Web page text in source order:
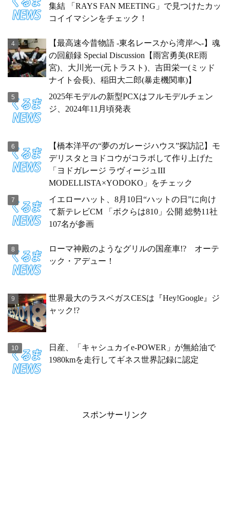
集結 「RAYS FAN MEETING」で見つけたカッ
コイイマシンをチェック！
【最高速今昔物語 -東名レースから湾岸へ-】魂
の回顧録 Special Discussion【雨宮勇美(RE雨
宮)、大川光一(元トラスト)、吉田栄一(ミッド
ナイト会長)、稲田大二郎(暴走機関車)】
2025年モデルの新型PCXはフルモデルチェン
ジ、2024年11月頃発表
【橋本洋平の“夢のガレージハウス”探訪記】モ
デリスタとヨドコウがコラボして作り上げた
「ヨドガレージ ラヴィージュIII
MODELLISTA×YODOKO」をチェック
イエローハット、8月10日“ハットの日”に向け
て新テレビCM 「ボクらは810」公開 総勢11社
107名が参画
ローマ神殿のようなグリルの国産車!? オーテ
ック・アデュー！
世界最大のラスベガスCESは『Hey!Google』ジ
ャック!?
日産、「キャシュカイe-POWER」が無給油で
1980kmを走行してギネス世界記録に認定
スポンサーリンク